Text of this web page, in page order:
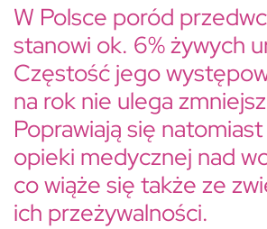
W Polsce poród
stanowi ok. 6% żywych
Częstość jego
na rok nie ulega
Poprawiają się
opieki medycznej nad
co wiąże się także ze
ich przeżywalności.